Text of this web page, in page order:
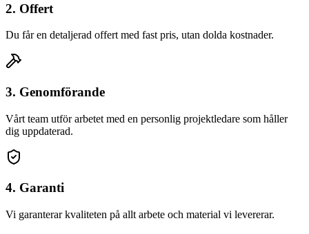
2. Offert
Du får en detaljerad offert med fast pris, utan dolda kostnader.
3. Genomförande
Vårt team utför arbetet med en personlig projektledare som håller
dig uppdaterad.
4. Garanti
Vi garanterar kvaliteten på allt arbete och material vi levererar.